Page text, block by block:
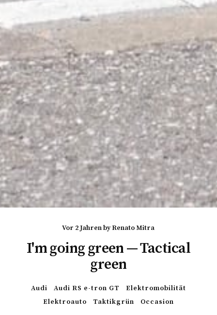
vor 2 JahrenbyRenato Mitra
I'm going green — Tactical
green
Audi Audi RS e-tron GT
Elektromobilität
Elektroauto
Taktikgrün Occasion